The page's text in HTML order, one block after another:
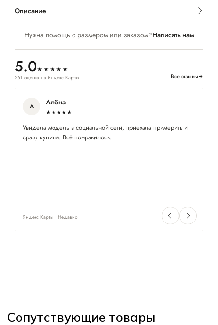
Нужна помощь с размером или заказом?Написать нам
5.0★★★★★
261 оценка на Яндекс Картах Все отзывы→
А Алёна
★★★★★
Увидела модель в социальной сети, приехала примерить и
сразу купила. Всё понравилось.
Яндекс Карты Недавно
Описание
Сопутствующие товары